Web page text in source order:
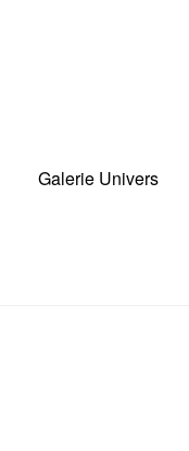
Galerie Univers